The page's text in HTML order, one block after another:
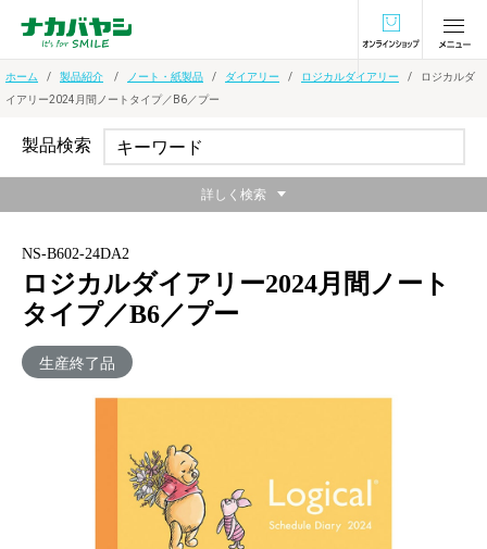
オンラインショ
ホーム 製品紹介 ノート・紙製品 ダイアリー ロジカルダイアリー
ロジカルダ
イアリー2024月間ノートタイプ／B6／プー
NS-B602-24DA2
ロジカルダイアリー2024月間ノート
タイプ／B6／プー
生産終了品
製品検索
詳しく検索